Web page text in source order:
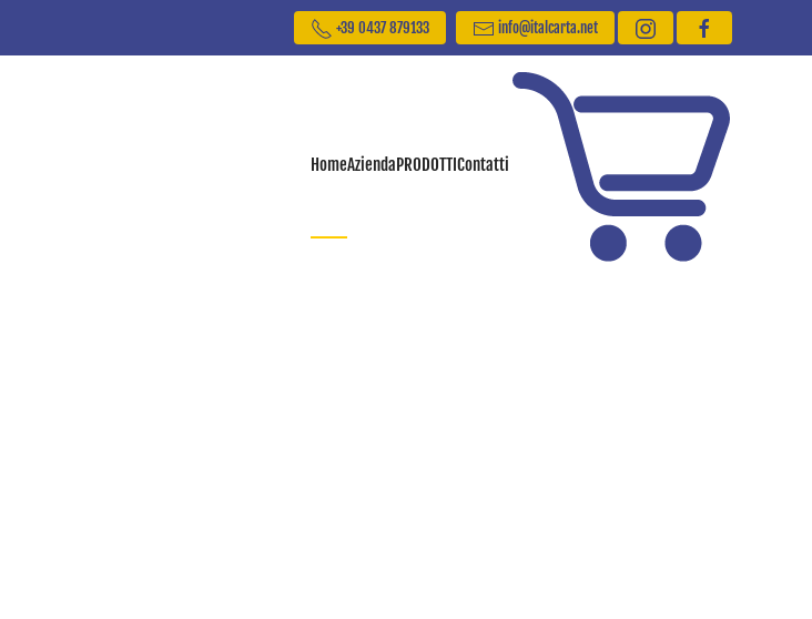
+39 0437 879133 info@italcarta.net
HomeAziendaPRODOTTIContatti